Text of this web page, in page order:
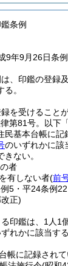
条例
年9月26日条例
、印鑑の登録
。
を受けること
第81号。以下
民基本台帳に記
のいずれかに該
ない。
者
有しない者(前
5・平24条例
正)
印鑑は、1人1
れかに該当す
帳に記録され